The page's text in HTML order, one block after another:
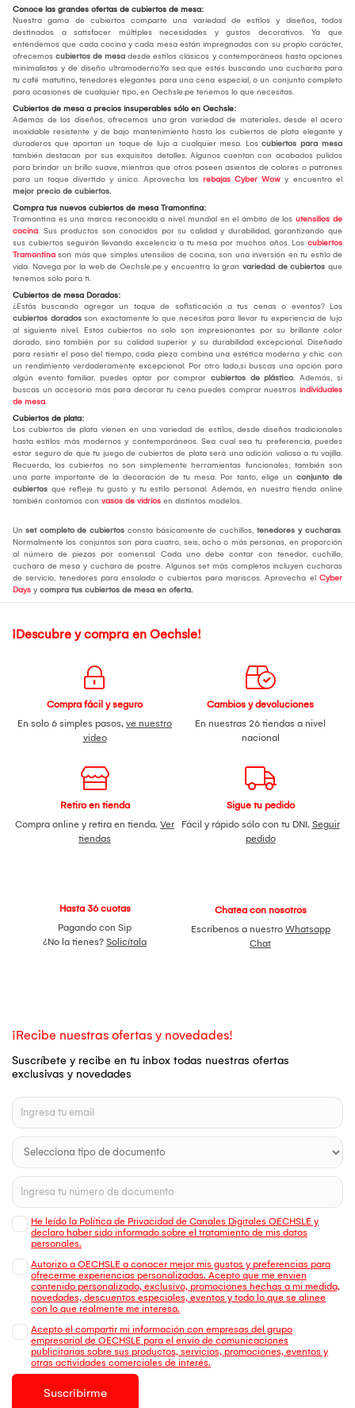
Conoce las grandes ofertas de cubiertos de mesa:
Nuestra gama de cubiertos comparte una variedad de estilos y diseños, todos
destinados a satisfacer múltiples necesidades y gustos decorativos. Ya que
entendemos que cada cocina y cada mesa están impregnadas con su propio carácter,
ofrecemos cubiertos de mesa desde estilos clásicos y contemporáneos hasta opciones
minimalistas y de diseño ultramoderno.Ya sea que estés buscando una cucharita para
tu café matutino, tenedores elegantes para una cena especial, o un conjunto completo
para ocasiones de cualquier tipo, en Oechsle.pe tenemos lo que necesitas.
Cubiertos de mesa a precios insuperables sólo en Oechsle:
Además de los diseños, ofrecemos una gran variedad de materiales, desde el acero
inoxidable resistente y de bajo mantenimiento hasta los cubiertos de plata elegante y
duraderos que aportan un toque de lujo a cualquier mesa. Los cubiertos para mesa
también destacan por sus exquisitos detalles. Algunos cuentan con acabados pulidos
para brindar un brillo suave, mientras que otros poseen asientos de colores o patrones
para un toque divertido y único. Aprovecha las rebajas Cyber Wow y encuentra el
mejor precio de cubiertos.
Compra tus nuevos cubiertos de mesa Tramontina:
Tramontina es una marca reconocida a nivel mundial en el ámbito de los utensilios de
cocina. Sus productos son conocidos por su calidad y durabilidad, garantizando que
sus cubiertos seguirán llevando excelencia a tu mesa por muchos años. Los cubiertos
Tramontina son más que simples utensilios de cocina, son una inversión en tu estilo de
vida. Navega por la web de Oechsle.pe y encuentra la gran variedad de cubiertos que
tenemos sólo para ti.
Cubiertos de mesa Dorados:
¿Estás buscando agregar un toque de sofisticación a tus cenas o eventos? Los
cubiertos dorados son exactamente lo que necesitas para llevar tu experiencia de lujo
al siguiente nivel. Estos cubiertos no solo son impresionantes por su brillante color
dorado, sino también por su calidad superior y su durabilidad excepcional. Diseñado
para resistir el paso del tiempo, cada pieza combina una estética moderna y chic con
un rendimiento verdaderamente excepcional. Por otro lado,si buscas una opción para
algún evento familiar, puedes optar por comprar cubiertos de plástico. Además, si
buscas un accesorio más para decorar tu cena puedes comprar nuestros individuales
de mesa.
Cubiertos de plata:
Los cubiertos de plata vienen en una variedad de estilos, desde diseños tradicionales
hasta estilos más modernos y contemporáneos. Sea cual sea tu preferencia, puedes
estar seguro de que tu juego de cubiertos de plata será una adición valiosa a tu vajilla.
Recuerda, los cubiertos no son simplemente herramientas funcionales; también son
una parte importante de la decoración de tu mesa. Por tanto, elige un conjunto de
cubiertos que refleje tu gusto y tu estilo personal. Además, en nuestra tienda online
también contamos con vasos de vidrios en distintos modelos.
Un set completo de cubiertos consta básicamente de cuchillos, tenedores y cucharas.
Normalmente los conjuntos son para cuatro, seis, ocho o más personas, en proporción
al número de piezas por comensal. Cada uno debe contar con tenedor, cuchillo,
cuchara de mesa y cuchara de postre. Algunos set más completos incluyen cucharas
de servicio, tenedores para ensalada o cubiertos para mariscos. Aprovecha el Cyber
Days y compra tus cubiertos de mesa en oferta.
¡Descubre y compra en Oechsle!
Compra fácil y seguro
En solo 6 simples pasos, ve nuestro
video
Cambios y devoluciones
En nuestras 26 tiendas a nivel
nacional
Retiro en tienda
Compra online y retira en tienda. Ver
tiendas
Sigue tu pedido
Fácil y rápido sólo con tu DNI. Seguir
pedido
Hasta 36 cuotas
Pagando con Sip
¿No la tienes? Solicítala
Chatea con nosotros
Escríbenos a nuestro Whatsapp
Chat
¡Recibe nuestras ofertas y novedades!
Suscríbete y recibe en tu inbox todas nuestras ofertas
exclusivas y novedades
He leído la Política de Privacidad de Canales Digitales OECHSLE y
declaro haber sido informado sobre el tratamiento de mis datos
personales.
Autorizo a OECHSLE a conocer mejor mis gustos y preferencias para
ofrecerme experiencias personalizadas. Acepto que me envien
contenido personalizado, exclusivo, promociones hechas a mi medida,
novedades, descuentos especiales, eventos y todo lo que se alinee
con lo que realmente me interesa.
Acepto el compartir mi información con empresas del grupo
empresarial de OECHSLE para el envío de comunicaciones
publicitarias sobre sus productos, servicios, promociones, eventos y
otras actividades comerciales de interés.
Suscribirme